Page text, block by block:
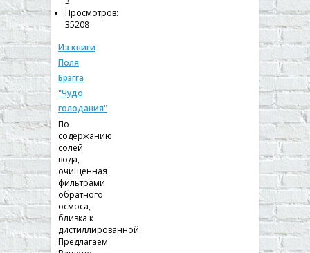
Просмотров:
35208
Из книги
Поля
Брэгга
"Чудо
голодания"
По
содержанию
солей
вода,
очищенная
фильтрами
обратного
осмоса,
близка к
дистиллированной.
Предлагаем